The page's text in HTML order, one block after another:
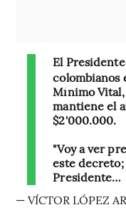
El Presidente
colombianos
Mínimo
mantiene el
$2'000.000.
"Voy a ver
este
Presidente…
— VÍCTOR LÓPEZ